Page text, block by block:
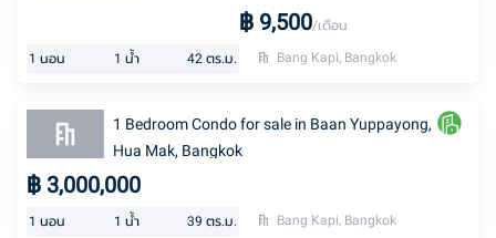
฿ 9,500/เดือน
1 นอน 1 น้ำ 42 ตร.ม. Bang Kapi, Bangkok
1 Bedroom Condo for sale in Baan Yuppayong,
Hua Mak, Bangkok
฿ 3,000,000
1 นอน 1 น้ำ 39 ตร.ม. Bang Kapi, Bangkok